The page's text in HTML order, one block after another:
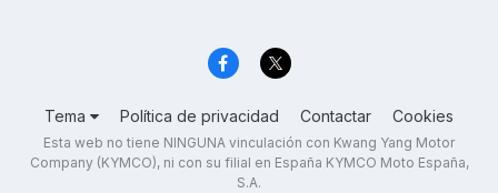
Tema Política de privacidad Contactar Cookies
Esta web no tiene NINGUNA vinculación con Kwang Yang Motor
Company (KYMCO), ni con su filial en España KYMCO Moto España,
S.A.